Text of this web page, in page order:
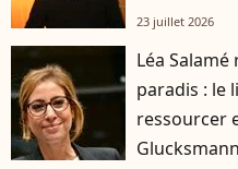
23 juillet 2026
Léa
paradis : le
ressourcer
Glucksmann